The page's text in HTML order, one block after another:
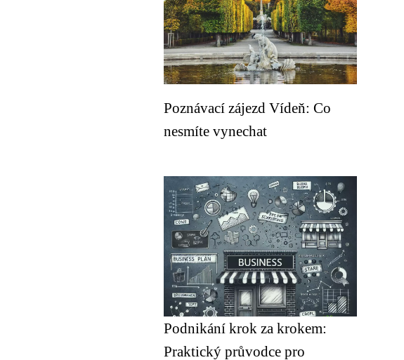
Poznávací zájezd Vídeň: Co
nesmíte vynechat
Podnikání krok za krokem:
Praktický průvodce pro